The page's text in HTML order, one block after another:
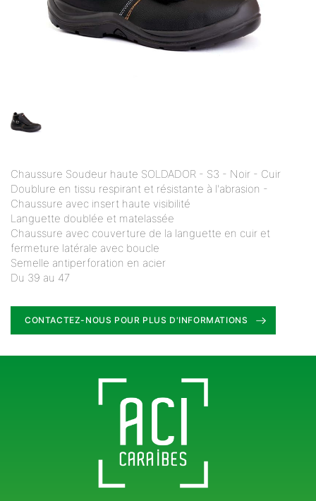
Chaussure Soudeur haute SOLDADOR - S3 - Noir - Cuir
Doublure en tissu respirant et résistante à l'abrasion -
Chaussure avec insert haute visibilité
Languette doublée et matelassée
Chaussure avec couverture de la languette en cuir et
fermeture latérale avec boucle
Semelle antiperforation en acier
Du 39 au 47
CONTACTEZ-NOUS POUR PLUS D'INFORMATIONS